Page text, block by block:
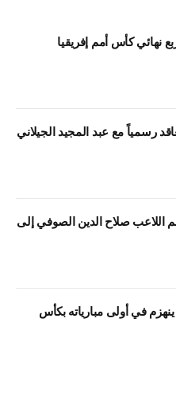
نهائي كأس أمم إفريقيا
رسمياً مع عبد المجيد الجيلاني
اللاعب صلاح الدين الصوفي إلى
في أولى مبارياته بكأس